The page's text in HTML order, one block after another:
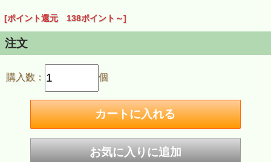
[ポイント還元 138ポイント～]
注文
購入数： 個